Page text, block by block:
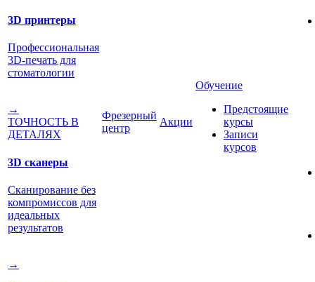
3D принтеры
Профессиональная
3D-печать для
стоматологии
→
ТОЧНОСТЬ В
ДЕТАЛЯХ
3D сканеры
Сканирование без
компромиссов для
идеальных
результатов
→
Фрезерный
центр
Акции
Обучение
Предстоящие
курсы
Записи
курсов